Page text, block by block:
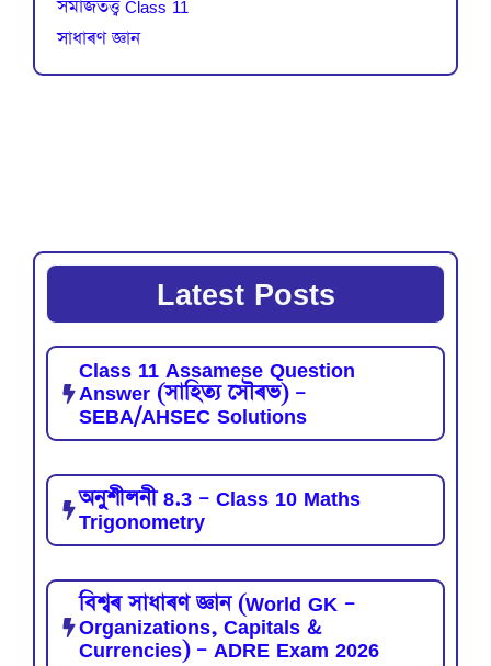
সমাজতত্ত্ব Class 11
সাধাৰণ জ্ঞান
Latest Posts
Class 11 Assamese Question
Answer (সাহিত্য সৌৰভ) –
SEBA/AHSEC Solutions
অনুশীলনী 8.3 – Class 10 Maths
Trigonometry
বিশ্বৰ সাধাৰণ জ্ঞান (World GK –
Organizations, Capitals &
Currencies) – ADRE Exam 2026